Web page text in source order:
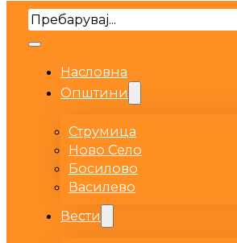
Search
Насловна
Општини
Струмица
Ново Село
Босилово
Василево
Вести